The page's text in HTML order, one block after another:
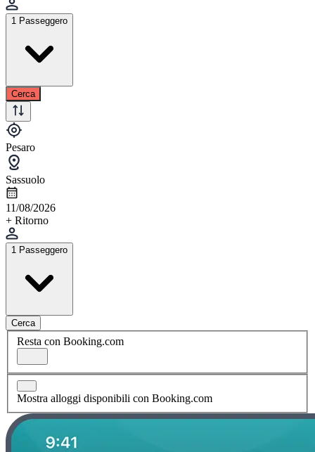
1 Passeggero
Cerca
Pesaro
Sassuolo
11/08/2026
+ Ritorno
1 Passeggero
Cerca
Resta con Booking.com
Mostra alloggi disponibili con Booking.com